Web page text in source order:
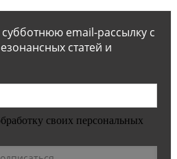
email-рассылку с
статей и
своих персональных